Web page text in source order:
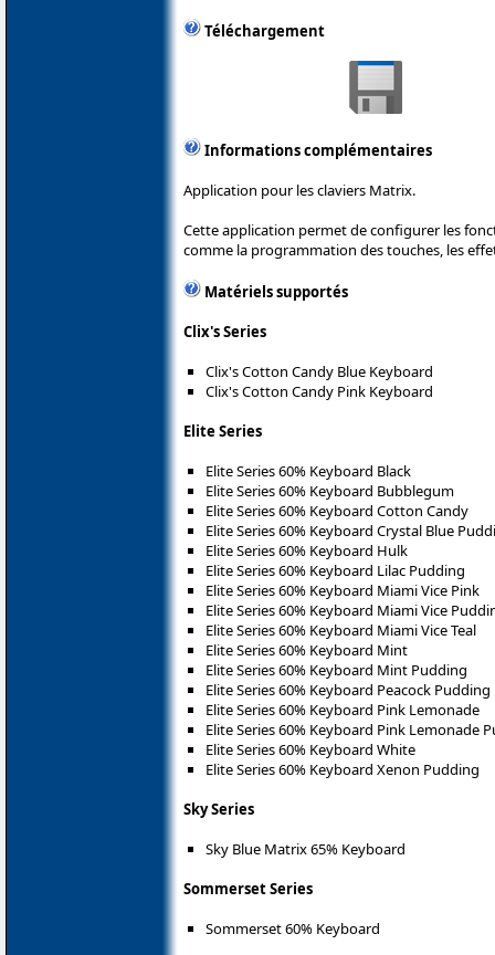
Téléchargement
Informations complémentaires
Application pour les claviers Matrix.
Cette application permet de configurer les
comme la programmation des touches, les
Matériels supportés
Clix's Series
Clix's Cotton Candy Blue Keyboard
Clix's Cotton Candy Pink Keyboard
Elite Series
Elite Series 60% Keyboard Black
Elite Series 60% Keyboard Bubblegum
Elite Series 60% Keyboard Cotton Candy
Elite Series 60% Keyboard Crystal Blue
Elite Series 60% Keyboard Hulk
Elite Series 60% Keyboard Lilac Pudding
Elite Series 60% Keyboard Miami Vice Pink
Elite Series 60% Keyboard Miami Vice
Elite Series 60% Keyboard Miami Vice Teal
Elite Series 60% Keyboard Mint
Elite Series 60% Keyboard Mint Pudding
Elite Series 60% Keyboard Peacock Pudding
Elite Series 60% Keyboard Pink Lemonade
Elite Series 60% Keyboard Pink Lemonade
Elite Series 60% Keyboard White
Elite Series 60% Keyboard Xenon Pudding
Sky Series
Sky Blue Matrix 65% Keyboard
Sommerset Series
Sommerset 60% Keyboard